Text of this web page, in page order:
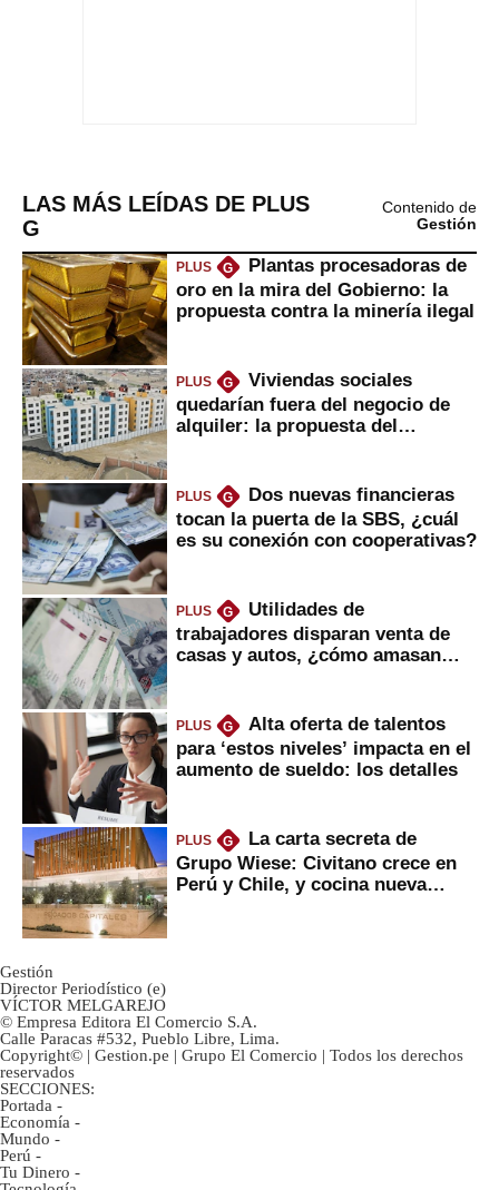
LAS MÁS LEÍDAS DE PLUS
G
Contenido de
Gestión
PLUS G
Plantas procesadoras de
oro en la mira del Gobierno: la
propuesta contra la minería ilegal
PLUS G
Viviendas sociales
quedarían fuera del negocio de
alquiler: la propuesta del
PLUS G
Dos nuevas financieras
tocan la puerta de la SBS, ¿cuál
es su conexión con cooperativas?
PLUS G
Utilidades de
trabajadores disparan venta de
casas y autos, ¿cómo amasan
PLUS G
Alta oferta de talentos
para ‘estos niveles’ impacta en el
aumento de sueldo: los detalles
PLUS G
La carta secreta de
Grupo Wiese: Civitano crece en
Perú y Chile, y cocina nueva
Gestión
Director Periodístico (e)
VÍCTOR MELGAREJO
© Empresa Editora El Comercio S.A.
Calle Paracas #532, Pueblo Libre, Lima.
Copyright© | Gestion.pe | Grupo El Comercio | Todos los derechos
reservados
SECCIONES:
Portada -
Economía -
Mundo -
Perú -
Tu Dinero -